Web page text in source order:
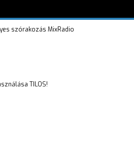
szórakozás MixRadio
TILOS!